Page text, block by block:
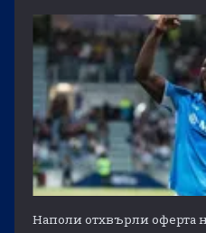
Наполи отхвърли оферта